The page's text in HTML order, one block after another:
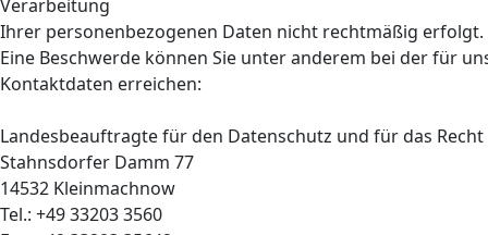
Verarbeitung
Ihrer personenbezogenen Daten nicht rechtmäßig erfolgt.
Eine Beschwerde können Sie unter anderem bei der für
Kontaktdaten erreichen:
Landesbeauftragte für den Datenschutz und für das
Stahnsdorfer Damm 77
14532 Kleinmachnow
Tel.: +49 33203 3560